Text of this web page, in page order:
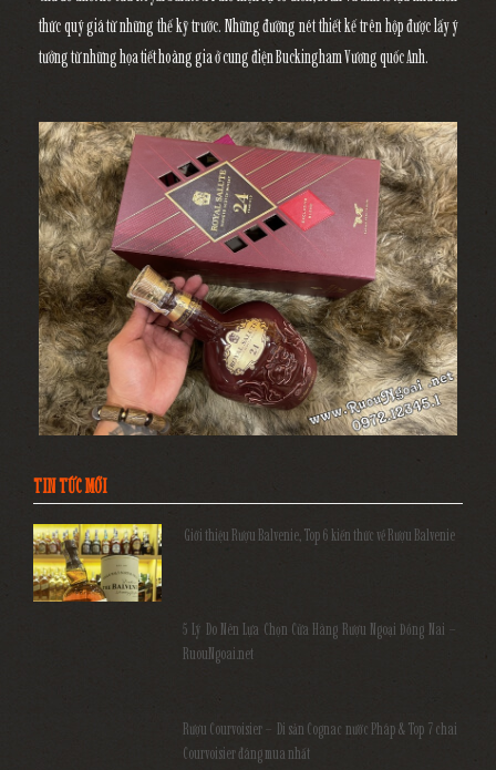
thức quý giá từ những thế kỹ trước. Những đường nét thiết kế trên hộp được lấy ý
tưởng từ những họa tiết hoàng gia ở cung điện Buckingham Vương quốc Anh.
TIN TỨC MỚI
Giới thiệu Rượu Balvenie, Top 6 kiến thức về Rượu Balvenie
5 Lý Do Nên Lựa Chọn Cửa Hàng Rượu Ngoại Đồng Nai –
RuouNgoai.net
Rượu Courvoisier – Di sản Cognac nước Pháp & Top 7 chai
Courvoisier đáng mua nhất